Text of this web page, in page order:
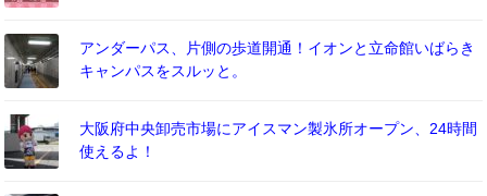
アンダーパス、片側の歩道開通！イオンと立命館いばらき
キャンパスをスルッと。
大阪府中央卸売市場にアイスマン製氷所オープン、24時間
使えるよ！